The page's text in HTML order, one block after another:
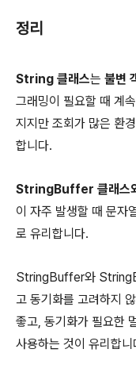
정리
String 클래스는 불변
그래밍이 필요할 때 계
지지만 조회가 많은 환
합니다.
StringBuffer 클래스
이 자주 발생할 때 문자
로 유리합니다.
StringBuffer와
고 동기화를 고려하지
좋고, 동기화가 필요한
사용하는 것이 유리합니